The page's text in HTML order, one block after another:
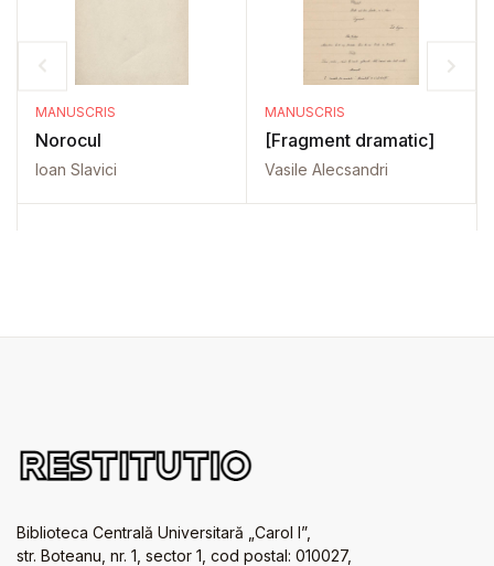
MANUSCRIS
Norocul
Ioan Slavici
MANUSCRIS
[Fragment dramatic]
Vasile Alecsandri
Biblioteca Centrală Universitară „Carol I”,
str. Boteanu, nr. 1, sector 1, cod postal: 010027,